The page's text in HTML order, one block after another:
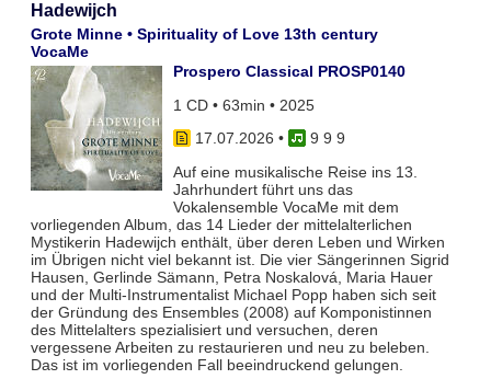
Hadewijch
Grote Minne • Spirituality of Love 13th century
VocaMe
Prospero Classical PROSP0140
1 CD • 63min • 2025
17.07.2026 •
9 9 9
Auf eine musikalische Reise ins 13.
Jahrhundert führt uns das
Vokalensemble VocaMe mit dem
vorliegenden Album, das 14 Lieder der mittelalterlichen
Mystikerin Hadewijch enthält, über deren Leben und Wirken
im Übrigen nicht viel bekannt ist. Die vier Sängerinnen Sigrid
Hausen, Gerlinde Sämann, Petra Noskalová, Maria Hauer
und der Multi-Instrumentalist Michael Popp haben sich seit
der Gründung des Ensembles (2008) auf Komponistinnen
des Mittelalters spezialisiert und versuchen, deren
vergessene Arbeiten zu restaurieren und neu zu beleben.
Das ist im vorliegenden Fall beeindruckend gelungen.